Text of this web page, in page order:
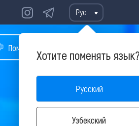
Рус
Хотите поменять
Русский
Узбекский
Помощь в подборе тура